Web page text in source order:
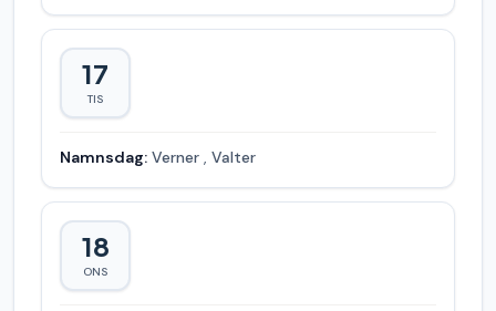
17
TIS
Namnsdag: Verner , Valter
18
ONS